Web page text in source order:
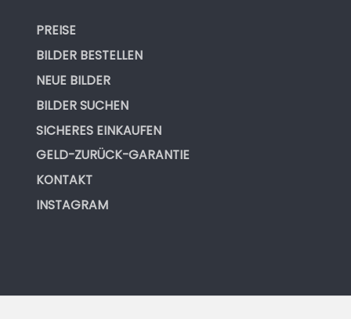
PREISE
BILDER BESTELLEN
NEUE BILDER
BILDER SUCHEN
SICHERES EINKAUFEN
GELD-ZURÜCK-GARANTIE
KONTAKT
INSTAGRAM